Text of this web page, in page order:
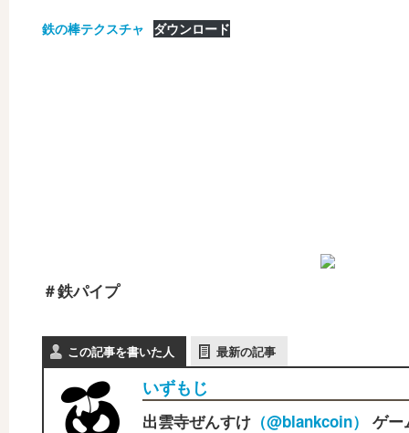
鉄の棒テクスチャ ダウンロード
＃鉄パイプ
この記事を書いた人 最新の記事
いずもじ
出雲寺ぜんすけ （‎@blankcoin）
ゲー